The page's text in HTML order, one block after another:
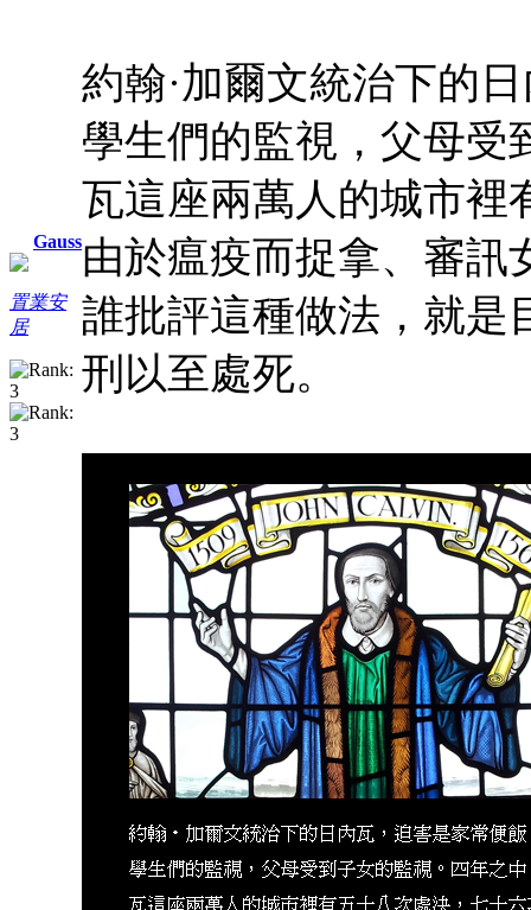
Gauss
置業安
居
約翰·加爾文統治下的
學生們的監視，父母受
瓦這座兩萬人的城市裡
由於瘟疫而捉拿、審訊
誰批評這種做法，就是
刑以至處死。